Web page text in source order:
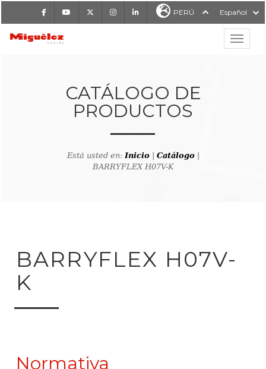
FacebookYoutube InstagramLinkedIn PERÚ Español
MIGUÉLEZ CABLES
CATÁLOGO DE
PRODUCTOS
Está usted en:Inicio| Catálogo|
BARRYFLEX H07V-K
al buscador de
BARRYFLEX H07V-
K
Normativa